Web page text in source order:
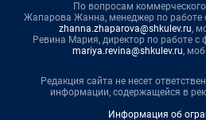
По вопросам
Жапарова Жанна, менеджер по работе
zhanna.zhaparova@shkulev.ru,
Ревина Мария, директор по работе
mariya.revina@shkulev.ru,
Редакция сайта не несет
информации, содержащейся в
Информация об